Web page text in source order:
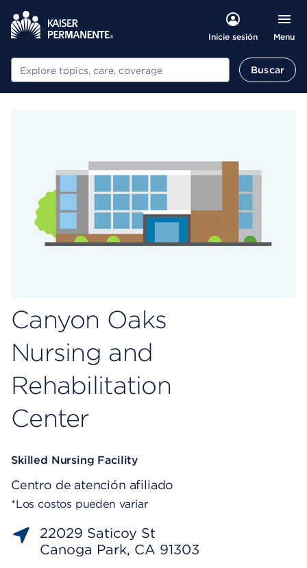
Inicie sesión Menu
Buscar Buscar
Canyon Oaks
Nursing and
Rehabilitation
Center
Skilled Nursing Facility
Centro de atención afiliado
*Los costos pueden variar
22029 Saticoy St
Canoga Park, CA 91303